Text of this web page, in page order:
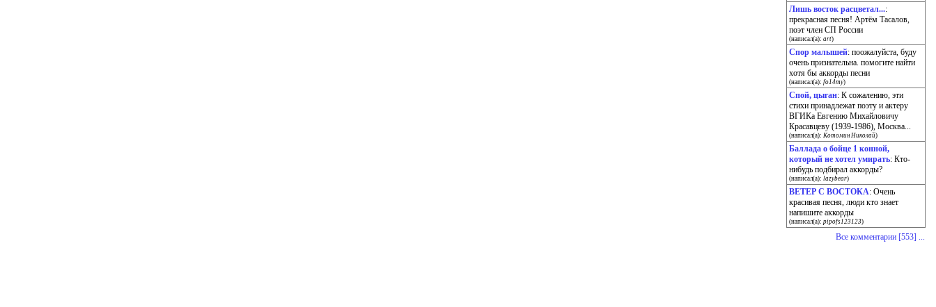
Лишь восток расцветал...:
прекрасная песня! Артём Тасалов,
поэт член СП России
(написал(а): art)
Спор малышей: поожалуйста, буду
очень признательна. помогите найти
хотя бы аккорды песни
(написал(а): fo14my)
Спой, цыган: К сожалению, эти
стихи принадлежат поэту и актеру
ВГИКа Евгению Михайловичу
Красавцеву (1939-1986), Москва...
(написал(а): Котомин Николай)
Баллада о бойце 1 конной,
который не хотел умирать: Кто-
нибудь подбирал аккорды?
(написал(а): lazybear)
ВЕТЕР С ВОСТОКА: Очень
красивая песня, люди кто знает
напишите аккорды
(написал(а): pipofs123123)
Все комментарии [553] ...